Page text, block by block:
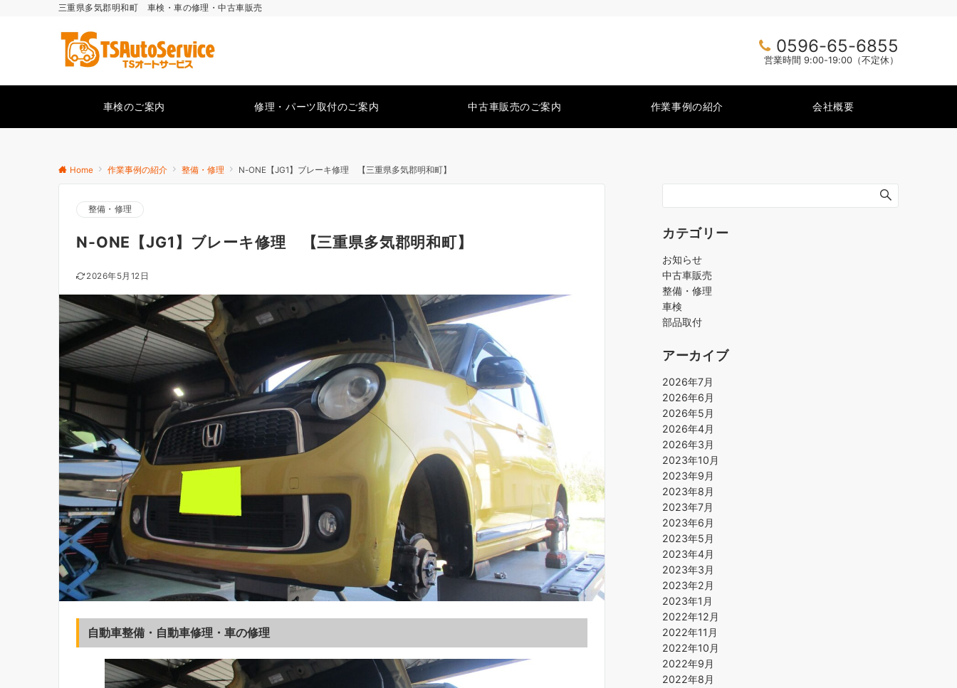
三重県多気郡明和町 車検・車の修理・中古車販売
0596-65-6855
営業時間 9:00-19:00（不定休）
車検のご案内 修理・パーツ取付のご案内 中古車販売のご案内 作業事例の紹介 会社概要
Home 作業事例の紹介 整備・修理 N-ONE【JG1】ブレーキ修理 【三重県多気郡明和町】
整備・修理
N-ONE【JG1】ブレーキ修理 【三重県多気郡明和町】
2026年5月12日
自動車整備・自動車修理・車の修理
カテゴリー
お知らせ
中古車販売
整備・修理
車検
部品取付
アーカイブ
2026年7月
2026年6月
2026年5月
2026年4月
2026年3月
2023年10月
2023年9月
2023年8月
2023年7月
2023年6月
2023年5月
2023年4月
2023年3月
2023年2月
2023年1月
2022年12月
2022年11月
2022年10月
2022年9月
2022年8月